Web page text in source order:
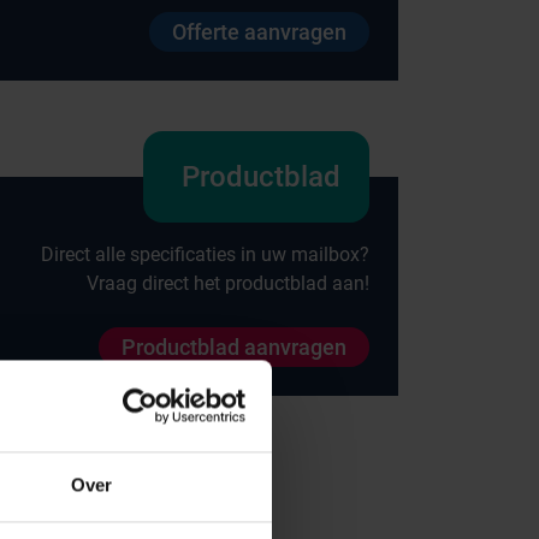
Over
Offerte aanvragen
Productblad
Direct alle specificaties in uw mailbox?
Vraag direct het productblad aan!
Productblad aanvragen
Hammerlit
Metro
Zarges